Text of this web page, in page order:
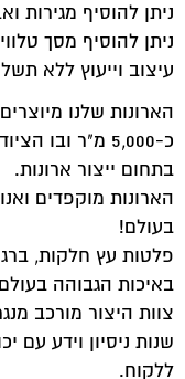
ניתן להוסיף מגירות
ניתן להוסיף מסך
עיצוב וייעוץ ללא
הארונות שלנו
כ-5,000 מ"ר
בתחום ייצור ארונות.
הארונות מוקפדים
בעולם!
פלטות עץ חלקות,
באיכות הגבוהה
צוות היצור מורכב
שנות ניסיון וידע עם
ללקוח.